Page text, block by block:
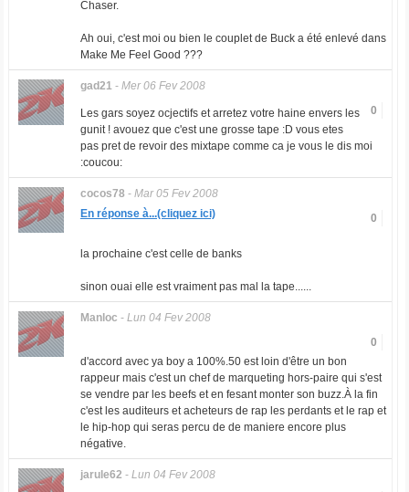
Chaser.
Ah oui, c'est moi ou bien le couplet de Buck a été enlevé dans
Make Me Feel Good ???
gad21- Mer 06 Fev 2008
0
Les gars soyez ocjectifs et arretez votre haine envers les
gunit ! avouez que c'est une grosse tape :D vous etes
pas pret de revoir des mixtape comme ca je vous le dis moi
:coucou:
cocos78 - Mar 05 Fev 2008
0
En réponse à...(cliquez ici)
la prochaine c'est celle de banks
sinon ouai elle est vraiment pas mal la tape......
Manloc - Lun 04 Fev 2008
0
d'accord avec ya boy a 100%.50 est loin d'être un bon
rappeur mais c'est un chef de marqueting hors-paire qui s'est
se vendre par les beefs et en fesant monter son buzz.À la fin
c'est les auditeurs et acheteurs de rap les perdants et le rap et
le hip-hop qui seras percu de de maniere encore plus
négative.
jarule62 - Lun 04 Fev 2008